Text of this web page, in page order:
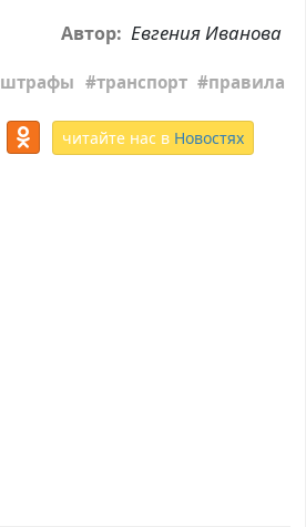
Автор: Евгения Иванова
штрафы транспорт правила
читайте нас в Новостях